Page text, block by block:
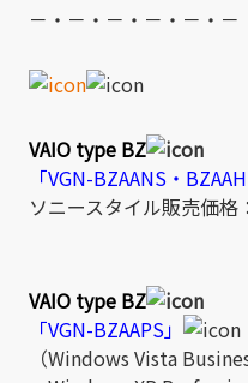
－・－・－・－・－・－
VAIO type BZ
「VGN-BZAANS・
ソニースタイル販売価
VAIO type BZ
「VGN-BZAAPS」
（Windows Vista